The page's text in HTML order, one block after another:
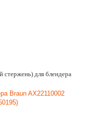
стержень) для блендера